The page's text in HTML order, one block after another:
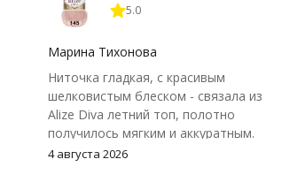
5.0
Марина Тихонова
Ниточка гладкая, с красивым
шелковистым блеском - связала из
Alize Diva летний топ, полотно
получилось мягким и аккуратным.
Петли хорошо видны, вяжется
4 августа 2026